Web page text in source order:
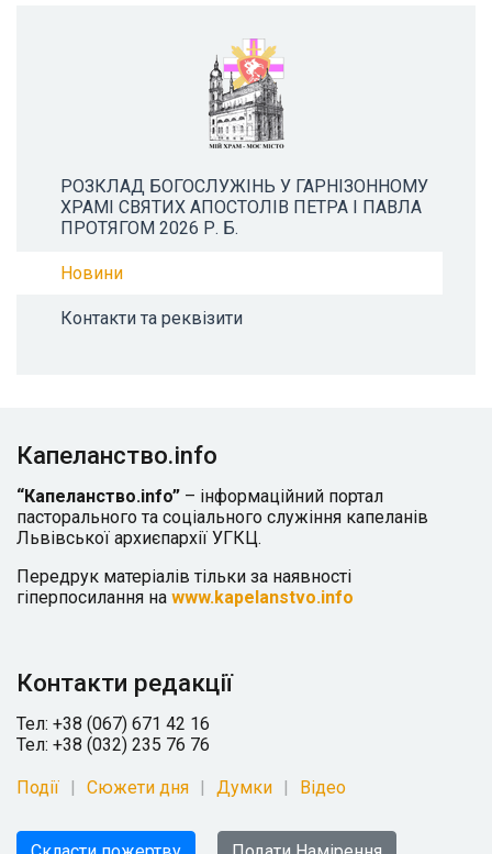
РОЗКЛАД БОГОСЛУЖІНЬ У ГАРНІЗОННОМУ
ХРАМІ СВЯТИХ АПОСТОЛІВ ПЕТРА І ПАВЛА
ПРОТЯГОМ 2026 Р. Б.
Новини
Контакти та реквізити
Капеланство.info
“Капеланство.info” – інформаційний портал
пасторального та соціального служіння капеланів
Львівської архиєпархії УГКЦ.
Передрук матеріалів тільки за наявності
гіперпосилання на www.kapelanstvo.info
Контакти редакції
Тел: +38 (067) 671 42 16
Тел: +38 (032) 235 76 76
Події Сюжети дня Думки Відео